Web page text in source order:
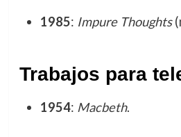
1985: Impure Thoughts
Trabajos para
1954: Macbeth.